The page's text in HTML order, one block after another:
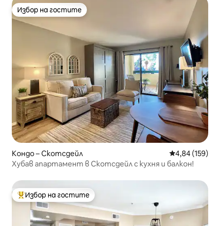
Избор на гостите
Избор на гостите
Кондо – Скотсдейл Средна
4,84 (159)
Хубав апартамент в Скотсдейл с кухня и балкон!
Най-популярен избор на гостите
Избор на гостите